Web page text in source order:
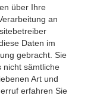
über Ihre
an
Daten im
gebracht. Sie
nicht sämtliche
Art und
erfahren Sie